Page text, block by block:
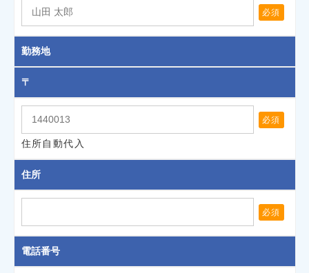
必須
勤務地
〒
必須
住所自動代入
住所
必須
電話番号